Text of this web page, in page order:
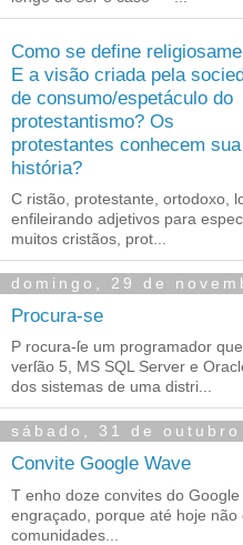
Como se define
E a visão criada pela
de consumo/espetáculo do
protestantismo? Os
protestantes conhecem sua
história?
C ristão, protestante, ortodoxo,
enfileirando adjetivos para
muitos cristãos, prot...
domingo, 29 de
Procura-se
P rocura‐ſe um programador
verſão 5, MS SQL Server e
dos sistemas de uma distri...
sábado, 31 de outubro
Convite Google Wave
T enho doze convites do
engraçado, porque até hoje não
comunidades...